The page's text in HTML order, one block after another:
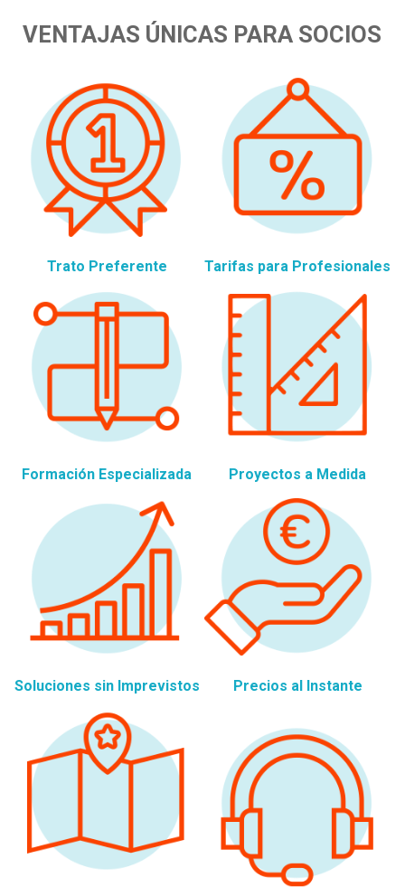
VENTAJAS ÚNICAS PARA SOCIOS
Trato Preferente Tarifas para Profesionales
Formación Especializada Proyectos a Medida
Soluciones sin Imprevistos Precios al Instante